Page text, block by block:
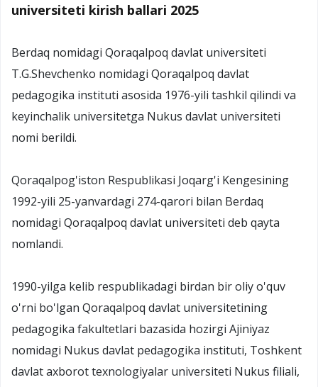
universiteti kirish ballari 2025
Berdaq nomidagi Qoraqalpoq davlat universiteti
T.G.Shevchenko nomidagi Qoraqalpoq davlat
pedagogika instituti asosida 1976-yili tashkil qilindi va
keyinchalik universitetga Nukus davlat universiteti
nomi berildi.
Qoraqalpog'iston Respublikasi Joqarg'i Kengesining
1992-yili 25-yanvardagi 274-qarori bilan Berdaq
nomidagi Qoraqalpoq davlat universiteti deb qayta
nomlandi.
1990-yilga kelib respublikadagi birdan bir oliy o'quv
o'rni bo'lgan Qoraqalpoq davlat universitetining
pedagogika fakultetlari bazasida hozirgi Ajiniyaz
nomidagi Nukus davlat pedagogika instituti, Toshkent
davlat axborot texnologiyalar universiteti Nukus filiali,